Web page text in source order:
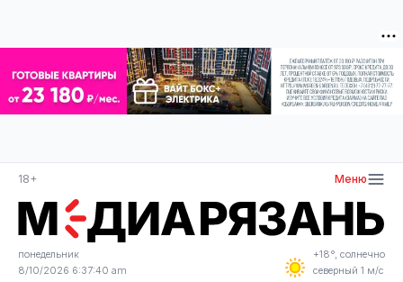
18+ Меню
понедельник
8/10/2026 6:37:41 am
+18°, солнечно
северный 1 м/с